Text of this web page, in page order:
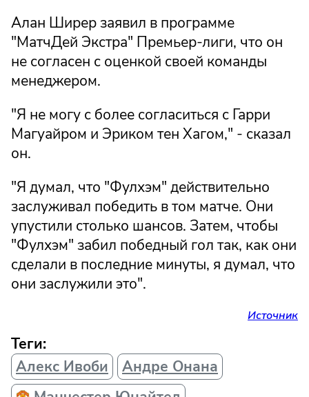
Алан Ширер заявил в программе
"МатчДей Экстра" Премьер-лиги, что он
не согласен с оценкой своей команды
менеджером.
"Я не могу с более согласиться с Гарри
Магуайром и Эриком тен Хагом," - сказал
он.
"Я думал, что "Фулхэм" действительно
заслуживал победить в том матче. Они
упустили столько шансов. Затем, чтобы
"Фулхэм" забил победный гол так, как они
сделали в последние минуты, я думал, что
они заслужили это".
Источник
Теги:
Алекс Ивоби
Андре Онана